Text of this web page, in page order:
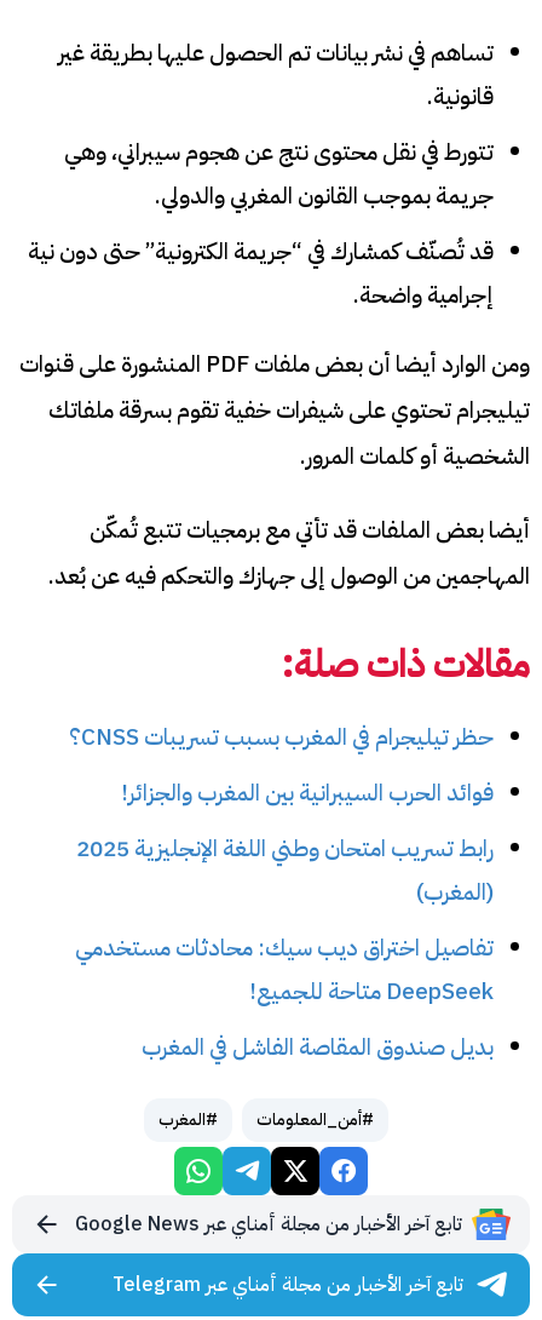
تساهم في نشر بيانات تم الحصول عليها بطريقة غير
قانونية.
تتورط في نقل محتوى نتج عن هجوم سيبراني، وهي
جريمة بموجب القانون المغربي والدولي.
قد تُصنّف كمشارك في “جريمة الكترونية” حتى دون نية
إجرامية واضحة.
ومن الوارد أيضا أن بعض ملفات PDF المنشورة على قنوات
تيليجرام تحتوي على شيفرات خفية تقوم بسرقة ملفاتك
الشخصية أو كلمات المرور.
أيضا بعض الملفات قد تأتي مع برمجيات تتبع تُمكّن
المهاجمين من الوصول إلى جهازك والتحكم فيه عن بُعد.
مقالات ذات صلة:
حظر تيليجرام في المغرب بسبب تسريبات CNSS؟
فوائد الحرب السيبرانية بين المغرب والجزائر!
رابط تسريب امتحان وطني اللغة الإنجليزية 2025
(المغرب)
تفاصيل اختراق ديب سيك: محادثات مستخدمي
DeepSeek متاحة للجميع!
بديل صندوق المقاصة الفاشل في المغرب
#أمن_المعلومات #المغرب
تابع آخر الأخبار من مجلة أمناي عبر Google News
تابع آخر الأخبار من مجلة أمناي عبر Telegram